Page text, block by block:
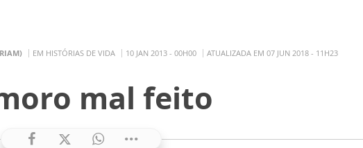
EM HISTÓRIAS DE VIDA 10 JAN 2013 - 00H00 ATUALIZADA EM 07 JUN 2018 - 11H23
mal feito